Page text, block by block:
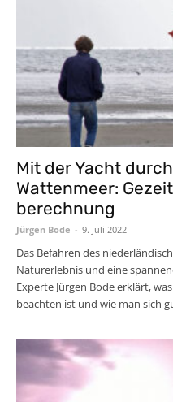
Mit der Yacht
Wattenmeer:
berechnung
Jürgen Bode - 9. Juli 2022
Das Befahren des
Naturerlebnis und eine
Experte Jürgen Bode erklärt,
beachten ist und wie man sich